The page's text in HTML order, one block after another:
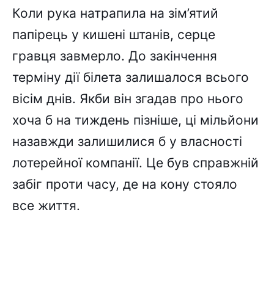
Коли рука натрапила на зім’ятий
папірець у кишені штанів, серце
гравця завмерло. До закінчення
терміну дії білета залишалося всього
вісім днів. Якби він згадав про нього
хоча б на тиждень пізніше, ці мільйони
назавжди залишилися б у власності
лотерейної компанії. Це був справжній
забіг проти часу, де на кону стояло
все життя.